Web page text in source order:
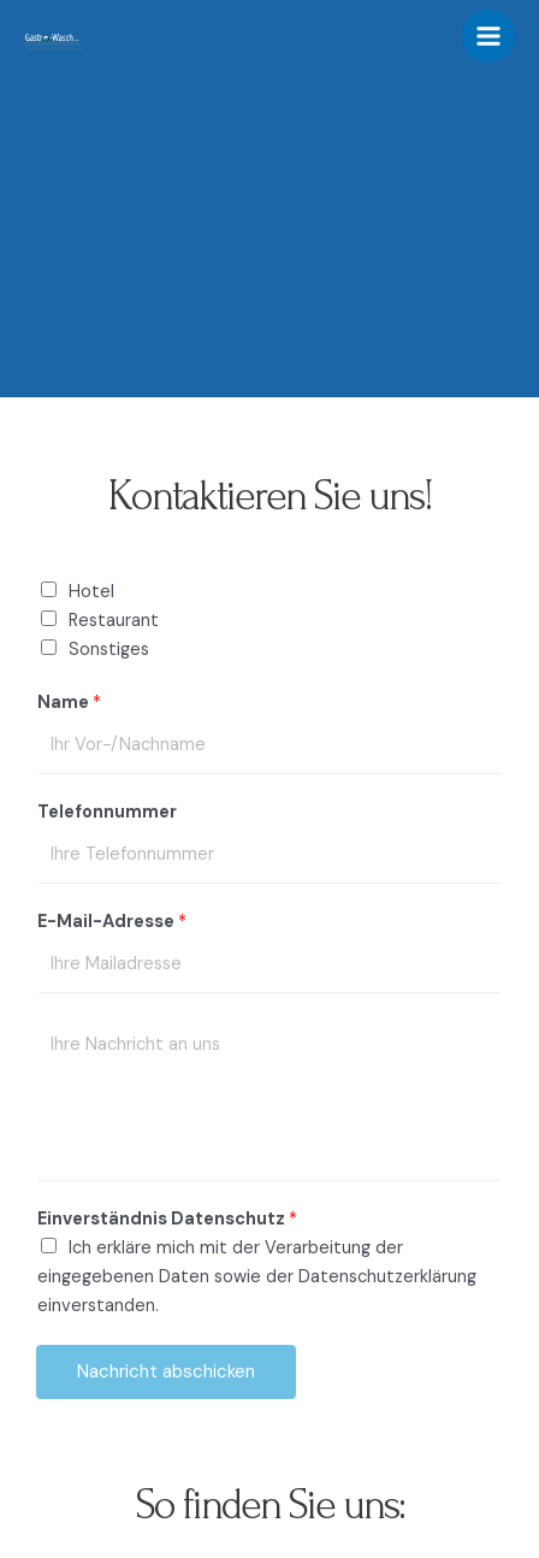
Inhalt
Main
So finden Sie uns:
Kontaktieren Sie uns!
Hotel
Restaurant
Sonstiges
Name *
Telefonnummer
E-Mail-Adresse *
Einverständnis Datenschutz *
Ich erkläre mich mit der Verarbeitung der
eingegebenen Daten sowie der Datenschutzerklärung
einverstanden.
Nachricht abschicken